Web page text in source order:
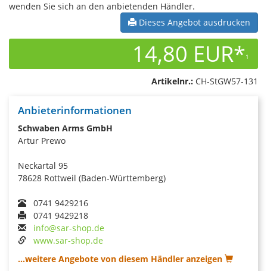
wenden Sie sich an den anbietenden Händler.
Dieses Angebot ausdrucken
14,80 EUR*1
Artikelnr.: CH-StGW57-131
Anbieterinformationen
Schwaben Arms GmbH
Artur Prewo
Neckartal 95
78628 Rottweil (Baden-Württemberg)
0741 9429216
0741 9429218
info@sar-shop.de
www.sar-shop.de
...weitere Angebote von diesem Händler anzeigen